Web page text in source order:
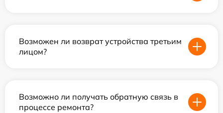
Возможен ли возврат устройства третьим
лицом?
Возможно ли получать обратную связь в
процессе ремонта?